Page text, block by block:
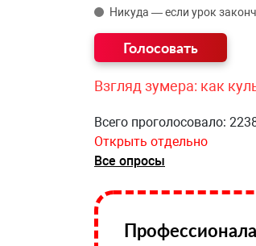
Никуда — если урок
Взгляд зумера: как
Всего проголосовало:
Открыть отдельно
Все опросы